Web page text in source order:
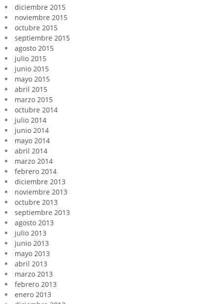
diciembre 2015
noviembre 2015
octubre 2015
septiembre 2015
agosto 2015
julio 2015
junio 2015
mayo 2015
abril 2015
marzo 2015
octubre 2014
julio 2014
junio 2014
mayo 2014
abril 2014
marzo 2014
febrero 2014
diciembre 2013
noviembre 2013
octubre 2013
septiembre 2013
agosto 2013
julio 2013
junio 2013
mayo 2013
abril 2013
marzo 2013
febrero 2013
enero 2013